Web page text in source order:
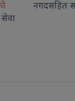
सम्बोधन गर्ने